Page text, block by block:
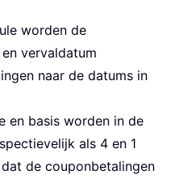
worden de
vervaldatum
naar de datums in
en basis worden in de
als 4 en 1
de couponbetalingen